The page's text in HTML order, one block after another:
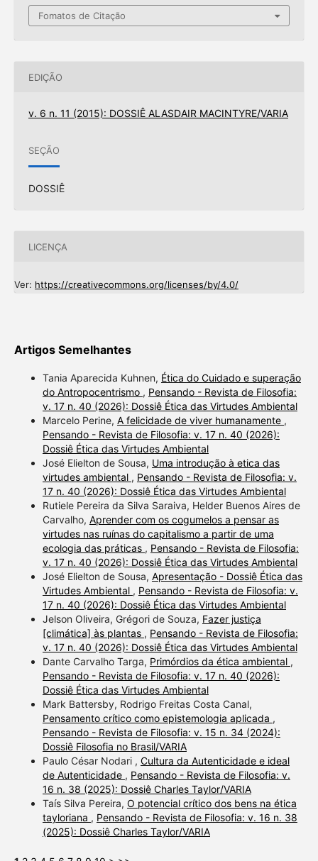
Fomatos de Citação
EDIÇÃO
v. 6 n. 11 (2015): DOSSIÊ ALASDAIR MACINTYRE/VARIA
SEÇÃO
DOSSIÊ
LICENÇA
Ver: https://creativecommons.org/licenses/by/4.0/
Artigos Semelhantes
Tania Aparecida Kuhnen, Ética do Cuidado e superação
do Antropocentrismo , Pensando - Revista de Filosofia:
v. 17 n. 40 (2026): Dossiê Ética das Virtudes Ambiental
Marcelo Perine, A felicidade de viver humanamente ,
Pensando - Revista de Filosofia: v. 17 n. 40 (2026):
Dossiê Ética das Virtudes Ambiental
José Elielton de Sousa, Uma introdução à etica das
virtudes ambiental , Pensando - Revista de Filosofia: v.
17 n. 40 (2026): Dossiê Ética das Virtudes Ambiental
Rutiele Pereira da Silva Saraiva, Helder Buenos Aires de
Carvalho, Aprender com os cogumelos a pensar as
virtudes nas ruínas do capitalismo a partir de uma
ecologia das práticas , Pensando - Revista de Filosofia:
v. 17 n. 40 (2026): Dossiê Ética das Virtudes Ambiental
José Elielton de Sousa, Apresentação - Dossiê Ética das
Virtudes Ambiental , Pensando - Revista de Filosofia: v.
17 n. 40 (2026): Dossiê Ética das Virtudes Ambiental
Jelson Oliveira, Grégori de Souza, Fazer justiça
[climática] às plantas , Pensando - Revista de Filosofia:
v. 17 n. 40 (2026): Dossiê Ética das Virtudes Ambiental
Dante Carvalho Targa, Primórdios da ética ambiental ,
Pensando - Revista de Filosofia: v. 17 n. 40 (2026):
Dossiê Ética das Virtudes Ambiental
Mark Battersby, Rodrigo Freitas Costa Canal,
Pensamento crítico como epistemologia aplicada ,
Pensando - Revista de Filosofia: v. 15 n. 34 (2024):
Dossiê Filosofia no Brasil/VARIA
Paulo César Nodari , Cultura da Autenticidade e ideal
de Autenticidade , Pensando - Revista de Filosofia: v.
16 n. 38 (2025): Dossiê Charles Taylor/VARIA
Taís Silva Pereira, O potencial crítico dos bens na ética
tayloriana , Pensando - Revista de Filosofia: v. 16 n. 38
(2025): Dossiê Charles Taylor/VARIA